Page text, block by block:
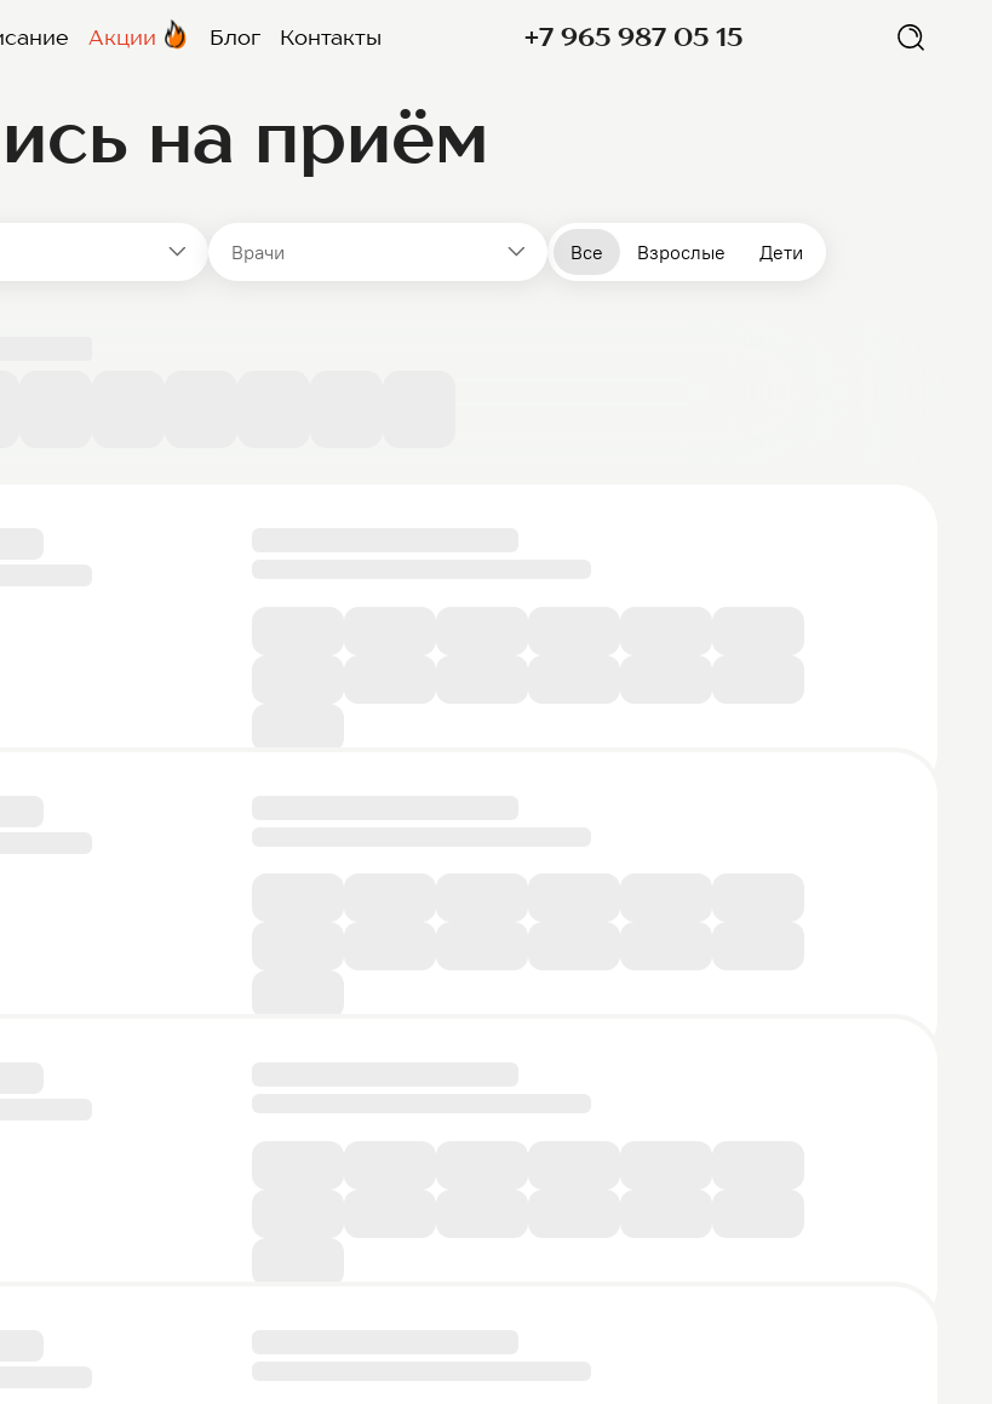
Акции Блог Контакты +7 965 987 05 15
на приём
Врачи Все Взрослые Дети